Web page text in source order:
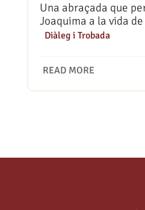
Una abraçada que
Joaquima a la vida
Diàleg i Trobada
READ MORE